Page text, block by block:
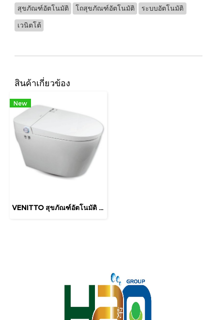
สุขภัณฑ์อัตโนมัติ โถสุขภัณฑ์อัตโนมัติ ระบบอัตโนมัติ
เวนิตโต้
สินค้าเกี่ยวข้อง
New
VENITTO สุขภัณฑ์อัตโนมัติ รุ่น VT818 ระบบอัตโนมัติ